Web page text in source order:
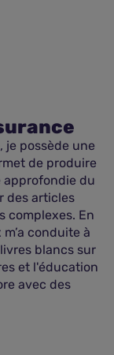
je possède une
de produire
approfondie du
des articles
complexes. En
conduite à
blancs sur
et l'éducation
avec des